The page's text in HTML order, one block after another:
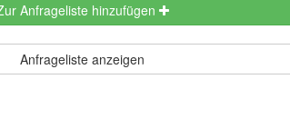
Anfrageliste hinzufügen
Anfrageliste anzeigen